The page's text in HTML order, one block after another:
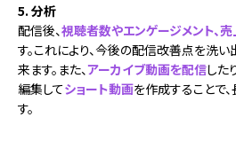
5. 分析
配信後、視聴者数やエンゲージメント、
す。これにより、今後の配信改善点を洗
来ます。また、アーカイブ動画を配信した
編集してショート動画を作成することで
す。